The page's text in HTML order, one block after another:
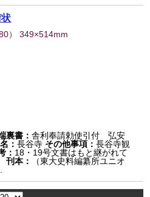
） 349×514mm
裏書：舎利奉請勅使引付 弘安
：長谷寺 その他事項：長谷寺観
： 18・19号文書はもと継がれて
刊本：
（東大史料編纂所ユニオ